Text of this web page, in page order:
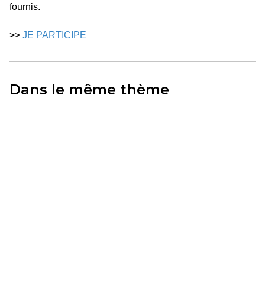
fournis.
>> JE PARTICIPE
Dans le même thème